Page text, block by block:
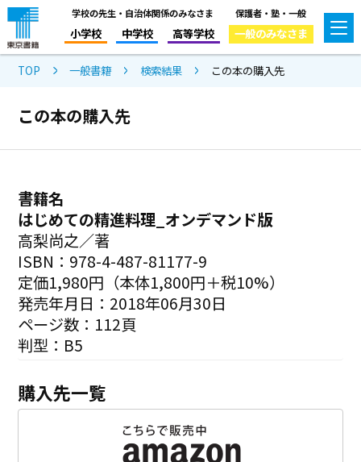
学校の先生・自治体関係のみなさま
小学校 中学校 高等学校
保護者・塾・一般
一般のみなさま
TOP 一般書籍 検索結果 この本の購入先
この本の購入先
書籍名
はじめての精進料理_オンデマンド版
高梨尚之／著
ISBN：978-4-487-81177-9
定価1,980円（本体1,800円＋税10%）
発売年月日：2018年06月30日
ページ数：112頁
判型：B5
購入先一覧